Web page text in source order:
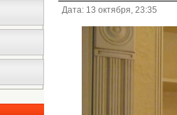
Дата: 13 октября, 23:35